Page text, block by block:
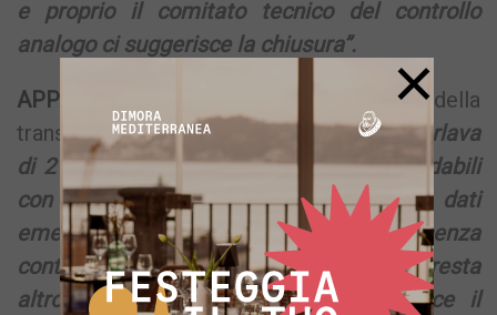
e proprio il comitato tecnico del controllo
analogo ci suggerisce la chiusura”.
APPARE,
quindi, non percorribile la strada della
transazione debitoria.
“Inizialmente si parlava
di 2 milioni e 400 mila euro di debiti saldabili
con un compromesso ma da questi dati
emerge una situazione molto più grave senza
contare i debiti ancora non emersi; non resta
altro che attenerci a quanto suggerisce il
×